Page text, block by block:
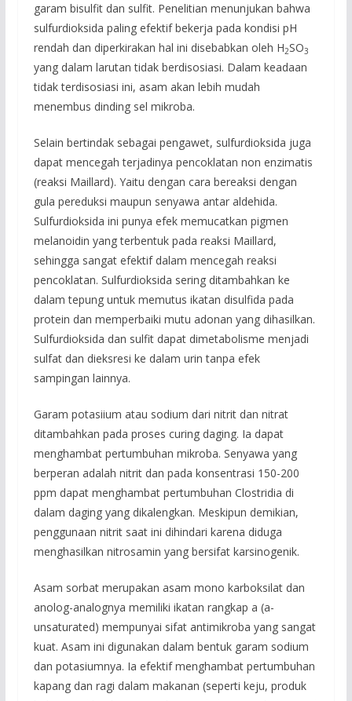
garam bisulfit dan sulfit. Penelitian menunjukan bahwa
sulfurdioksida paling efektif bekerja pada kondisi pH
rendah dan diperkirakan hal ini disebabkan oleh H2SO3
yang dalam larutan tidak berdisosiasi. Dalam keadaan
tidak terdisosiasi ini, asam akan lebih mudah
menembus dinding sel mikroba.
Selain bertindak sebagai pengawet, sulfurdioksida juga
dapat mencegah terjadinya pencoklatan non enzimatis
(reaksi Maillard). Yaitu dengan cara bereaksi dengan
gula pereduksi maupun senyawa antar aldehida.
Sulfurdioksida ini punya efek memucatkan pigmen
melanoidin yang terbentuk pada reaksi Maillard,
sehingga sangat efektif dalam mencegah reaksi
pencoklatan. Sulfurdioksida sering ditambahkan ke
dalam tepung untuk memutus ikatan disulfida pada
protein dan memperbaiki mutu adonan yang dihasilkan.
Sulfurdioksida dan sulfit dapat dimetabolisme menjadi
sulfat dan dieksresi ke dalam urin tanpa efek
sampingan lainnya.
Garam potasiium atau sodium dari nitrit dan nitrat
ditambahkan pada proses curing daging. Ia dapat
menghambat pertumbuhan mikroba. Senyawa yang
berperan adalah nitrit dan pada konsentrasi 150-200
ppm dapat menghambat pertumbuhan Clostridia di
dalam daging yang dikalengkan. Meskipun demikian,
penggunaan nitrit saat ini dihindari karena diduga
menghasilkan nitrosamin yang bersifat karsinogenik.
Asam sorbat merupakan asam mono karboksilat dan
anolog-analognya memiliki ikatan rangkap a (a-
unsaturated) mempunyai sifat antimikroba yang sangat
kuat. Asam ini digunakan dalam bentuk garam sodium
dan potasiumnya. Ia efektif menghambat pertumbuhan
kapang dan ragi dalam makanan (seperti keju, produk